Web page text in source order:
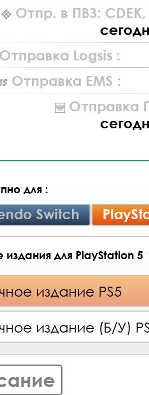
Отпр. в ПВЗ: CDEK,
Отправка Logsis :
Отправка EMS :
Отправка
для :
Switch
издания для PlayStation 5
издание PS5
издание (Б/У)